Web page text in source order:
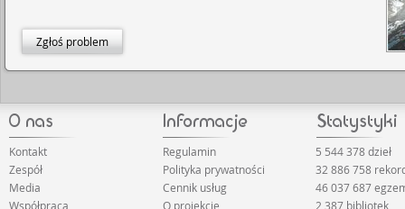
Zgłoś problem
Kontakt
Zespół
Media
Współpraca
Regulamin
Polityka prywatności
Cennik usług
O projekcie
5 544 378 dzieł
32 886 758
46 037 687
2 387 bibliotek